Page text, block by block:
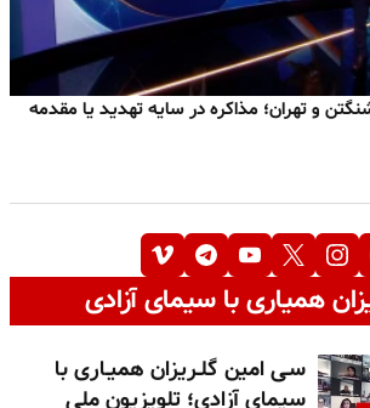
و تهران؛ مذاکره در سایه تهدید یا مقدمه
همیاری با سیمای آزادی
سـی امین گلـریزان همیـاری با
سیمای آزادی؛ تلویزیون ملی